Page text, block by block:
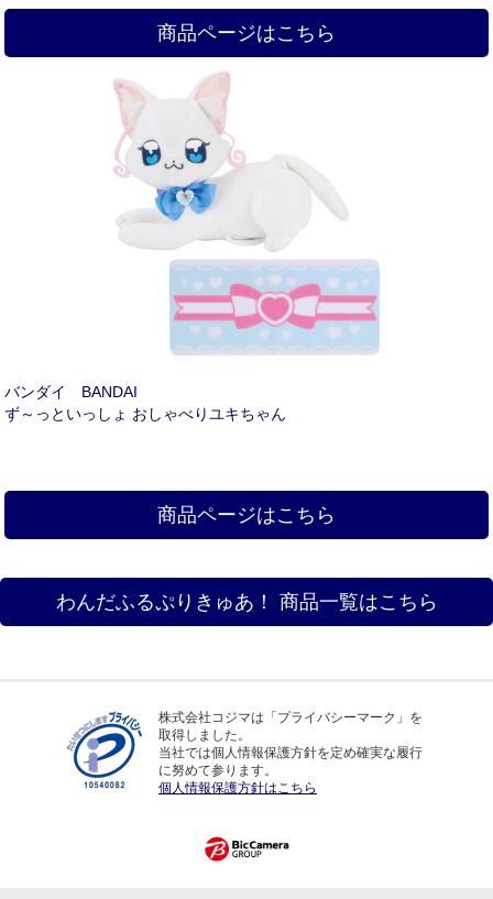
商品ページはこちら
バンダイ BANDAI
ず～っといっしょ おしゃべりユキちゃん
商品ページはこちら
わんだふるぷりきゅあ！ 商品一覧はこちら
株式会社コジマは「プライバシーマーク」を
取得しました。
当社では個人情報保護方針を定め確実な履行
に努めて参ります。
個人情報保護方針はこちら